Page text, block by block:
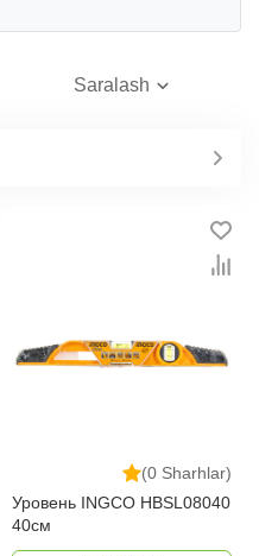
Saralash
(0 Sharhlar)
Уровень INGCO HBSL08040
40см